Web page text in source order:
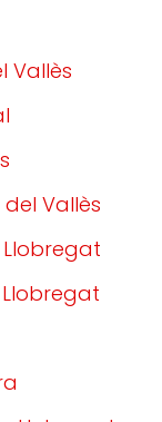
Vallès
Vallès